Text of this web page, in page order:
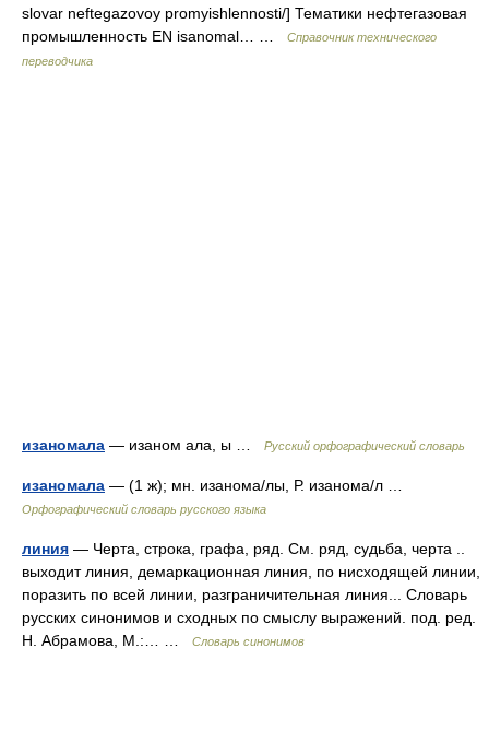
slovar neftegazovoy promyishlennosti/] Тематики нефтегазовая
промышленность EN isanomal… …
Справочник технического
переводчика
изаномала — изаном ала, ы … Русский орфографический словарь
изаномала — (1 ж); мн. изанома/лы, Р. изанома/л …
Орфографический словарь русского языка
линия — Черта, строка, графа, ряд. См. ряд, судьба, черта ..
выходит линия, демаркационная линия, по нисходящей линии,
поразить по всей линии, разграничительная линия... Словарь
русских синонимов и сходных по смыслу выражений. под. ред.
Н. Абрамова, М.:… …
Словарь синонимов